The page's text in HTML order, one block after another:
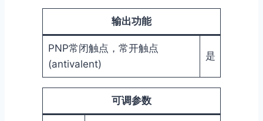
输出功能
PNP常闭触点，常开触点
(antivalent)
是
可调参数